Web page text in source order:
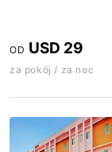
OD USD 29
za pokój / za noc